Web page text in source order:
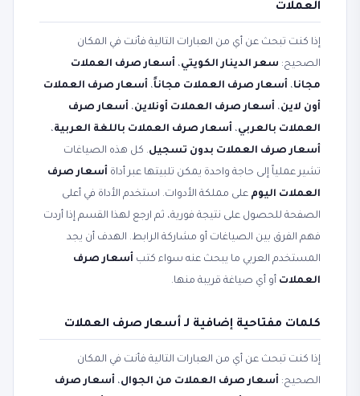
العملات
إذا كنت تبحث عن أي من العبارات التالية فأنت في المكان
الصحيح: سعر الدينار الكويتي، أسعار صرف العملات
مجانا، أسعار صرف العملات مجاناً، أسعار صرف العملات
أون لاين، أسعار صرف العملات أونلاين، أسعار صرف
العملات بالعربي، أسعار صرف العملات باللغة العربية،
أسعار صرف العملات بدون تسجيل. كل هذه الصياغات
تشير عملياً إلى حاجة واحدة يمكن تلبيتها عبر أداة أسعار صرف
العملات اليوم على مملكة الأدوات. استخدم الأداة في أعلى
الصفحة للحصول على نتيجة فورية، ثم ارجع لهذا القسم إذا أردت
فهم الفرق بين الصياغات أو مشاركة الرابط. الهدف أن يجد
المستخدم العربي ما يبحث عنه سواء كتب أسعار صرف
العملات أو أي صياغة قريبة منها.
كلمات مفتاحية إضافية لـ أسعار صرف العملات
إذا كنت تبحث عن أي من العبارات التالية فأنت في المكان
الصحيح: أسعار صرف العملات من الجوال، أسعار صرف